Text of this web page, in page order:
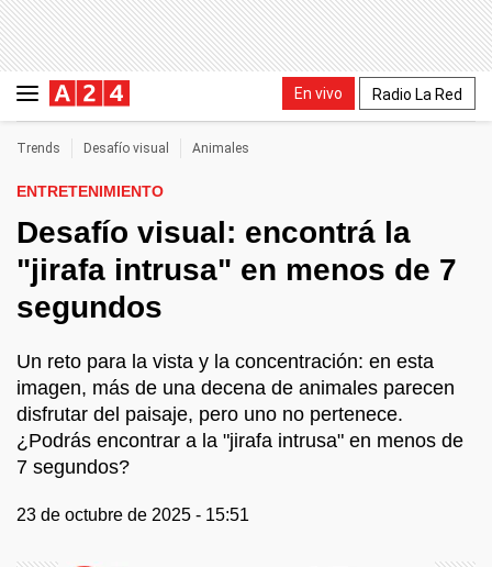
En vivo Radio La Red
Trends Desafío visual Animales
ENTRETENIMIENTO
Desafío visual: encontrá la
"jirafa intrusa" en menos de 7
segundos
Un reto para la vista y la concentración: en esta
imagen, más de una decena de animales parecen
disfrutar del paisaje, pero uno no pertenece.
¿Podrás encontrar a la "jirafa intrusa" en menos de
7 segundos?
23 de octubre de 2025 - 15:51